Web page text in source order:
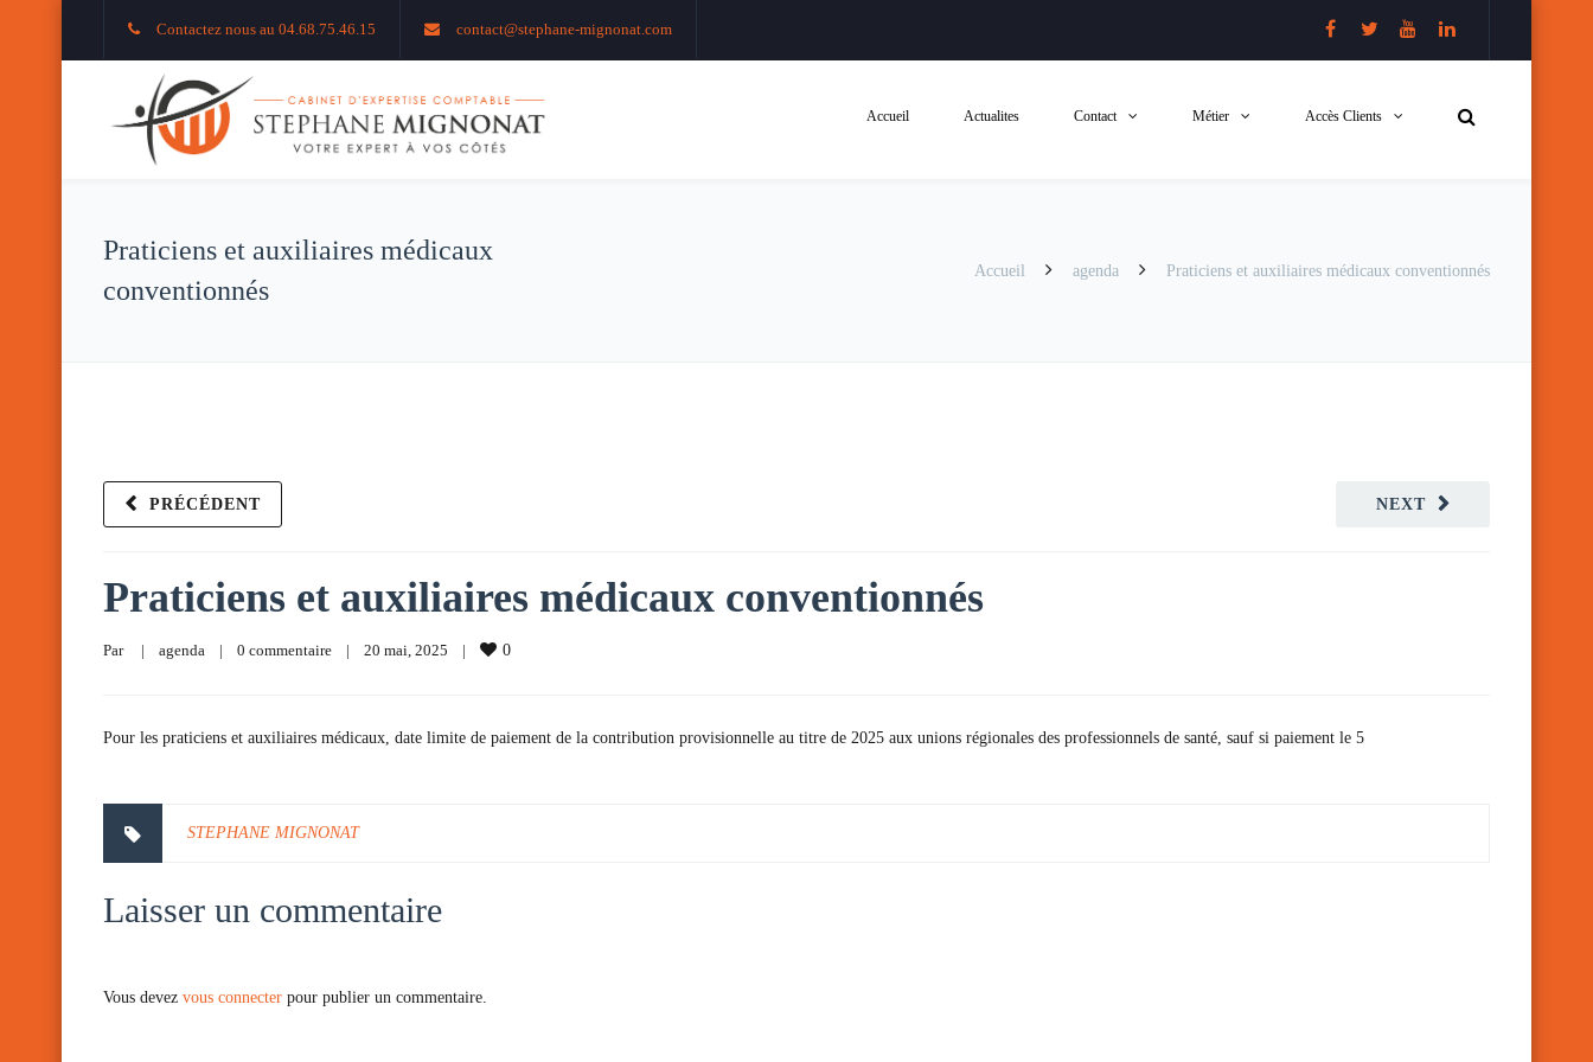
Contactez nous au 04.68.75.46.15 contact@stephane-mignonat.com
Accueil Actualites Contact Métier Accès Clients
Praticiens et auxiliaires médicaux
conventionnés
Accueil agenda Praticiens et auxiliaires médicaux conventionnés
NEXT
PRÉCÉDENT
Praticiens et auxiliaires médicaux conventionnés
Par | agenda | 0 commentaire | 20 mai, 2025 | 0
Pour les praticiens et auxiliaires médicaux, date limite de paiement de la contribution provisionnelle au titre de 2025 aux unions régionales des professionnels de santé, sauf si paiement le 5
STEPHANE MIGNONAT
Laisser un commentaire
Vous devez vous connecter pour publier un commentaire.